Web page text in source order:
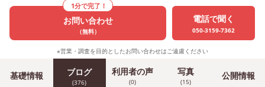
1分で完了！
お問い合わせ
（無料）
電話で聞く
050-3159-7362
※営業・調査を目的としたお問い合わせはご遠慮ください
基礎情報 ブログ
(376)
利用者の声
(0)
写真
(15)
公開情報